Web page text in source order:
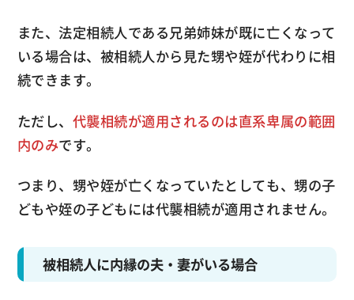
また、法定相続人である兄弟姉妹が既に亡くなって
いる場合は、被相続人から見た甥や姪が代わりに相
続できます。
ただし、 代襲相続が適用されるのは直系卑属の範囲
内のみです。
つまり、甥や姪が亡くなっていたとしても、甥の子
どもや姪の子どもには代襲相続が適用されません。
被相続人に内縁の夫・妻がいる場合